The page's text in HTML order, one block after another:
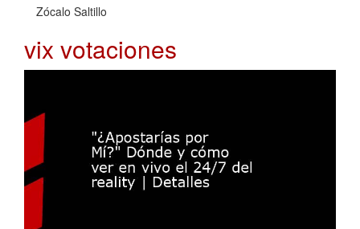
Zócalo Saltillo
vix votaciones